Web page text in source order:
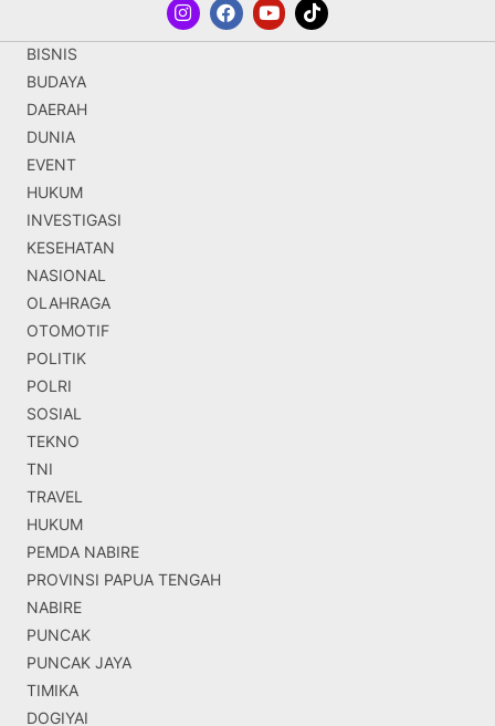
BISNIS
BUDAYA
DAERAH
DUNIA
EVENT
HUKUM
INVESTIGASI
KESEHATAN
NASIONAL
OLAHRAGA
OTOMOTIF
POLITIK
POLRI
SOSIAL
TEKNO
TNI
TRAVEL
HUKUM
PEMDA NABIRE
PROVINSI PAPUA TENGAH
NABIRE
PUNCAK
PUNCAK JAYA
TIMIKA
DOGIYAI